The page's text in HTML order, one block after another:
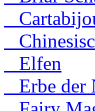
Elfen
Erbe der